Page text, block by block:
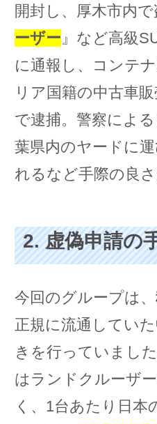
開封し、厚木市内
ーザー』など高級
に通報し、コンテ
リア国籍の中古車
で逮捕。警察によ
葉県内のヤードに
れるなど手際の良さ
2. 虚偽申請の
今回のグループは、
正規に流通してい
きを行っていまし
はランドクルーザ
く、1台あたり日本